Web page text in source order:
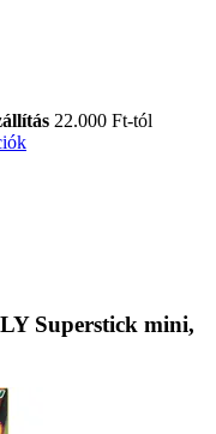
22.000 Ft-tól
Superstick mini,